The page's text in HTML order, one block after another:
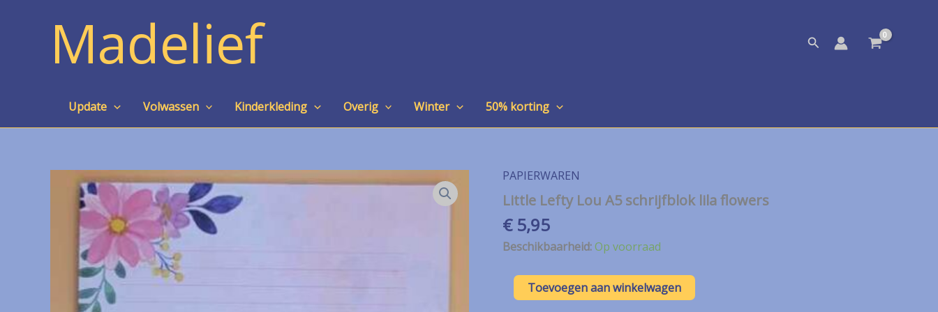
Madelief Zoeken
Update Volwassen Kinderkleding Overig Winter 50% korting
PAPIERWAREN
Little Lefty Lou A5 schrijfblok lila flowers
€5,95
Beschikbaarheid:Op voorraad
Little
Lefty
Toevoegen aan winkelwagen